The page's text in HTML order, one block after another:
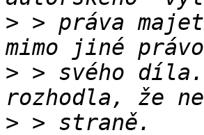
> > práva
> > svého
>